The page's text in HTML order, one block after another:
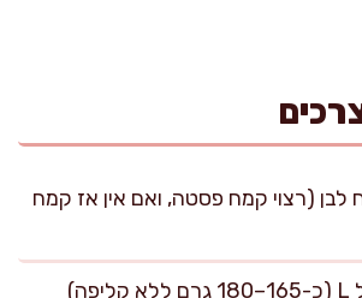
לבן (רצוי קמח פסטה, ואם אין אז קמח